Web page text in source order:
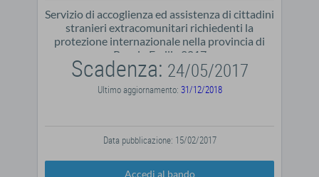
Servizio di accoglienza ed assistenza di cittadini
stranieri extracomunitari richiedenti la
protezione internazionale nella provincia di
Reggio Emilia 2017
Scadenza: 24/05/2017
Ultimo aggiornamento: 31/12/2018
Data pubblicazione: 15/02/2017
Accedi al bando